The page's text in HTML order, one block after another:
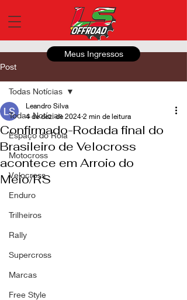
Meus Ingressos
Post
Todas Notícias
Espaço do Roia
Motocross
Velocross
Enduro
Trilheiros
Rally
Supercross
Marcas
Free Style
Todas Notícias
Confirmado-Rodada final do
Brasileiro de Velocross
acontece em Arroio do
Meio/RS
Leandro Silva
4 de dez. de 2024 2 min de leitura